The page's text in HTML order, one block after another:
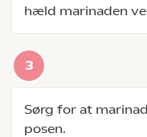
hæld marinaden
Sørg for at
posen.